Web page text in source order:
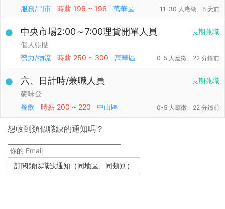
服務/門市
時薪 196 ~ 196 萬華區 11-30 人應徵 5 天前
長期兼職
中央市場2:00～7:00理貨開單人員
個人張貼
勞力/物流
時薪 250 ~ 300 萬華區 0-5 人應徵 22 分鐘前
長期兼職
六、日計時/兼職人員
麥味登
餐飲
時薪 200 ~ 220 中山區 0-5 人應徵 22 分鐘前
想收到類似職缺的通知嗎？